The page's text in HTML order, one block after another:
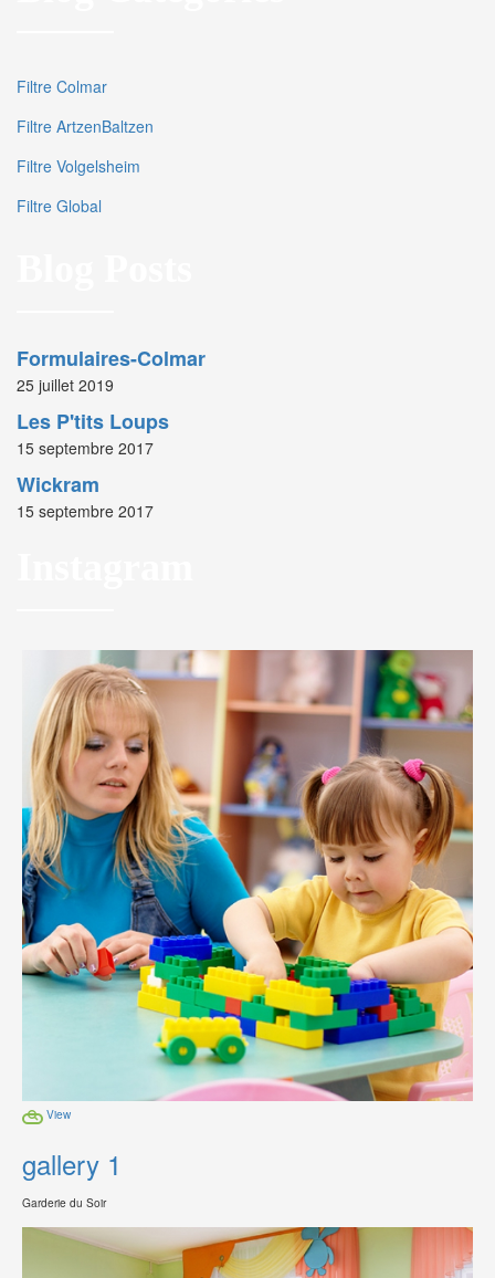
Filtre Colmar
Filtre ArtzenBaltzen
Filtre Volgelsheim
Filtre Global
Formulaires-Colmar
25 juillet 2019
Les P'tits Loups
15 septembre 2017
Wickram
15 septembre 2017
View
gallery 1
Garderie du Soir